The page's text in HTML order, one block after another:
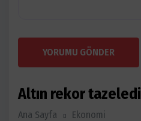
YORUMU GÖNDER
Altın rekor tazeledi
Ana Sayfa Ekonomi